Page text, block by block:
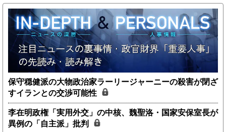
保守穏健派の大物政治家ラーリージャーニーの殺害が閉ざ
すイランとの交渉可能性
李在明政権「実用外交」の中核、魏聖洛・国家安保室長が
異例の「自主派」批判